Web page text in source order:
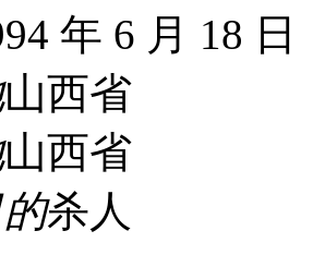
年 6 月 18 日
山西省
山西省
杀人